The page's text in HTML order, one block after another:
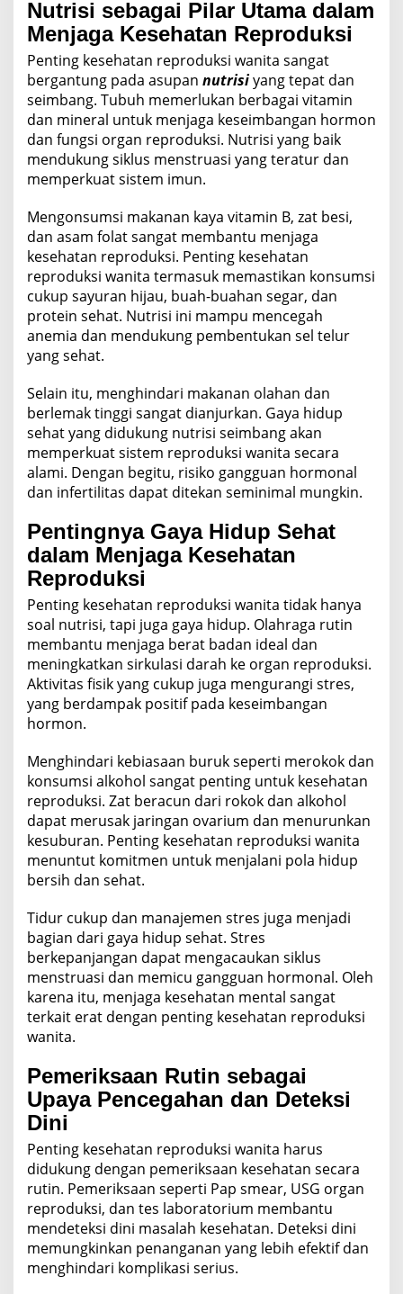
Nutrisi sebagai Pilar Utama dalam
Menjaga Kesehatan Reproduksi
Penting kesehatan reproduksi wanita sangat
bergantung pada asupan nutrisiyang tepat dan
seimbang. Tubuh memerlukan berbagai vitamin
dan mineral untuk menjaga keseimbangan hormon
dan fungsi organ reproduksi. Nutrisi yang baik
mendukung siklus menstruasi yang teratur dan
memperkuat sistem imun.
Mengonsumsi makanan kaya vitamin B, zat besi,
dan asam folat sangat membantu menjaga
kesehatan reproduksi. Penting kesehatan
reproduksi wanita termasuk memastikan konsumsi
cukup sayuran hijau, buah-buahan segar, dan
protein sehat. Nutrisi ini mampu mencegah
anemia dan mendukung pembentukan sel telur
yang sehat.
Selain itu, menghindari makanan olahan dan
berlemak tinggi sangat dianjurkan. Gaya hidup
sehat yang didukung nutrisi seimbang akan
memperkuat sistem reproduksi wanita secara
alami. Dengan begitu, risiko gangguan hormonal
dan infertilitas dapat ditekan seminimal mungkin.
Pentingnya Gaya Hidup Sehat
dalam Menjaga Kesehatan
Reproduksi
Penting kesehatan reproduksi wanita tidak hanya
soal nutrisi, tapi juga gaya hidup. Olahraga rutin
membantu menjaga berat badan ideal dan
meningkatkan sirkulasi darah ke organ reproduksi.
Aktivitas fisik yang cukup juga mengurangi stres,
yang berdampak positif pada keseimbangan
hormon.
Menghindari kebiasaan buruk seperti merokok dan
konsumsi alkohol sangat penting untuk kesehatan
reproduksi. Zat beracun dari rokok dan alkohol
dapat merusak jaringan ovarium dan menurunkan
kesuburan. Penting kesehatan reproduksi wanita
menuntut komitmen untuk menjalani pola hidup
bersih dan sehat.
Tidur cukup dan manajemen stres juga menjadi
bagian dari gaya hidup sehat. Stres
berkepanjangan dapat mengacaukan siklus
menstruasi dan memicu gangguan hormonal. Oleh
karena itu, menjaga kesehatan mental sangat
terkait erat dengan penting kesehatan reproduksi
wanita.
Pemeriksaan Rutin sebagai
Upaya Pencegahan dan Deteksi
Dini
Penting kesehatan reproduksi wanita harus
didukung dengan pemeriksaan kesehatan secara
rutin. Pemeriksaan seperti Pap smear, USG organ
reproduksi, dan tes laboratorium membantu
mendeteksi dini masalah kesehatan. Deteksi dini
memungkinkan penanganan yang lebih efektif dan
menghindari komplikasi serius.